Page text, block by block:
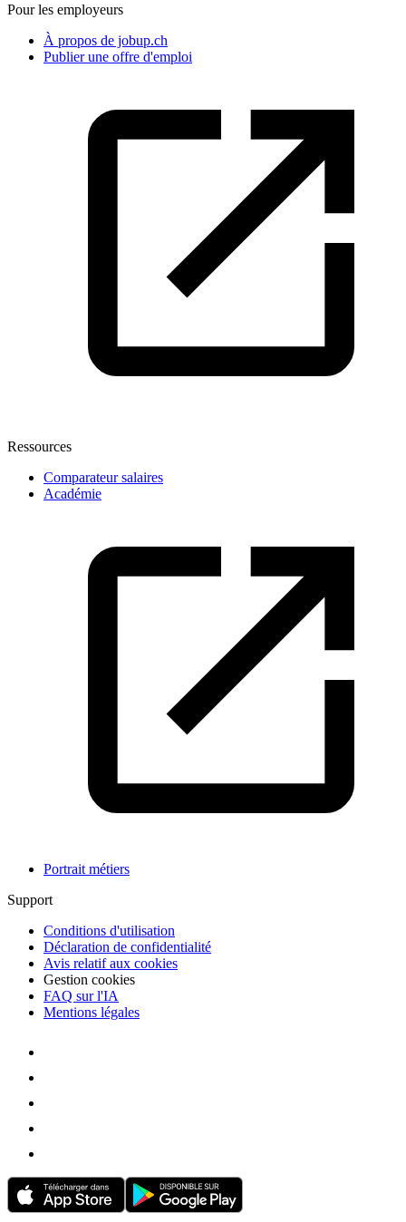
Pour les employeurs
À propos de jobup.ch
Publier une offre d'emploi
Ressources
Comparateur salaires
Académie
Portrait métiers
Support
Conditions d'utilisation
Déclaration de confidentialité
Avis relatif aux cookies
Gestion cookies
FAQ sur l'IA
Mentions légales